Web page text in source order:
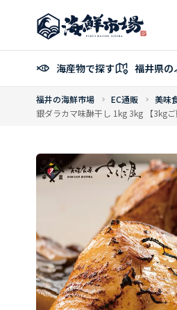
ン
へ
海産物で探す 福井県の
福井の海鮮市場 EC通販 美味
銀ダラカマ味醂干し 1kg 3kg 【3kg